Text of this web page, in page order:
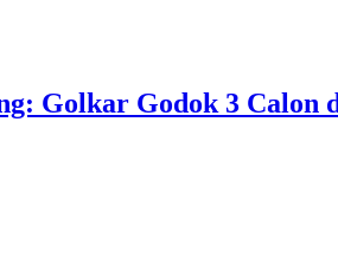
Golkar Godok 3 Calon